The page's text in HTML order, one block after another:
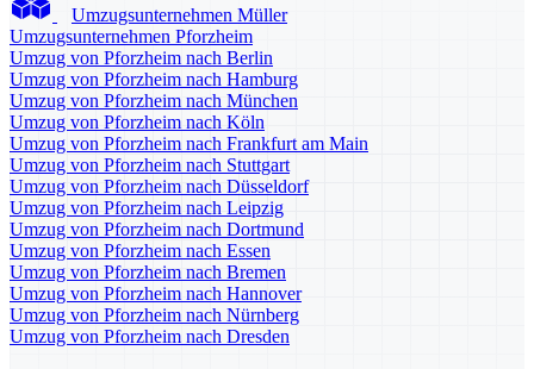
Umzugsunternehmen Müller
Umzugsunternehmen Pforzheim
Umzug von Pforzheim nach Berlin
Umzug von Pforzheim nach Hamburg
Umzug von Pforzheim nach München
Umzug von Pforzheim nach Köln
Umzug von Pforzheim nach Frankfurt am Main
Umzug von Pforzheim nach Stuttgart
Umzug von Pforzheim nach Düsseldorf
Umzug von Pforzheim nach Leipzig
Umzug von Pforzheim nach Dortmund
Umzug von Pforzheim nach Essen
Umzug von Pforzheim nach Bremen
Umzug von Pforzheim nach Hannover
Umzug von Pforzheim nach Nürnberg
Umzug von Pforzheim nach Dresden